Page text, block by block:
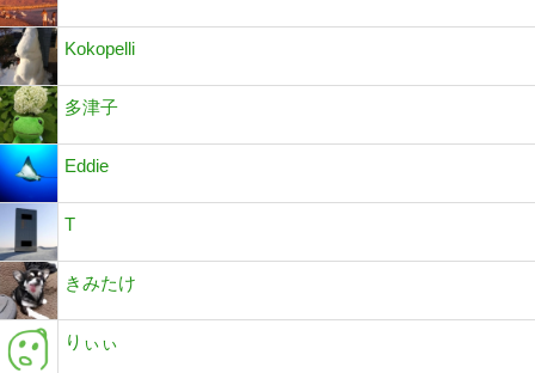
Kokopelli
多津子
Eddie
T
きみたけ
りぃぃ